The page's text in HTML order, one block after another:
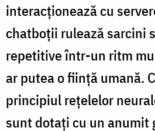
interacționează cu
chatboții rulează sarcini
repetitive într-un ritm
ar putea o ființă umană.
principiul rețelelor
sunt dotați cu un anumit